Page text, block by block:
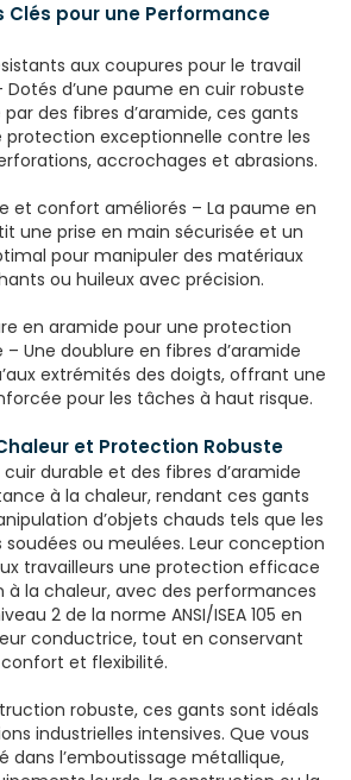
pour une Performance
aux coupures pour le travail
Dotés d’une paume en cuir robuste
des fibres d’aramide, ces gants
exceptionnelle contre les
accrochages et abrasions.
et confort améliorés – La paume en
une prise en main sécurisée et un
pour manipuler des matériaux
ou huileux avec précision.
en aramide pour une protection
– Une doublure en fibres d’aramide
extrémités des doigts, offrant une
pour les tâches à haut risque.
et Protection Robuste
cuir durable et des fibres d’aramide
à la chaleur, rendant ces gants
d’objets chauds tels que les
ou meulées. Leur conception
travailleurs une protection efficace
à la chaleur, avec des performances
2 de la norme ANSI/ISEA 105 en
conductrice, tout en conservant
confort et flexibilité.
robuste, ces gants sont idéals
industrielles intensives. Que vous
dans l’emboutissage métallique,